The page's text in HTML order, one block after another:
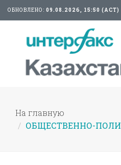
ОБНОВЛЕНО: 09.08.2026, 15:50 (АСТ)
На главную
ОБЩЕСТВЕННО-